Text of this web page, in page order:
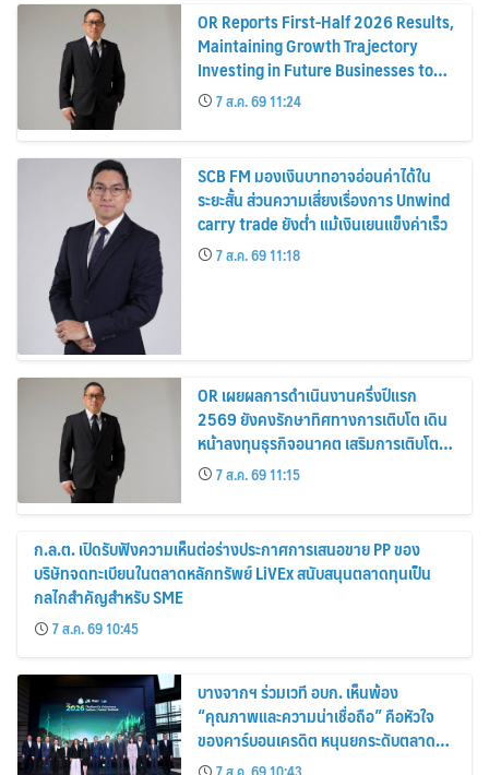
OR Reports First-Half 2026 Results,
Maintaining Growth Trajectory
Investing in Future Businesses to
Strengthen Long-Term Growth
7 ส.ค. 69 11:24
SCB FM มองเงินบาทอาจอ่อนค่าได้ใน
ระยะสั้น ส่วนความเสี่ยงเรื่องการ Unwind
carry trade ยังต่ำ แม้เงินเยนแข็งค่าเร็ว
7 ส.ค. 69 11:18
OR เผยผลการดำเนินงานครึ่งปีแรก
2569 ยังคงรักษาทิศทางการเติบโต เดิน
หน้าลงทุนธุรกิจอนาคต เสริมการเติบโต
ระยะยาว
7 ส.ค. 69 11:15
ก.ล.ต. เปิดรับฟังความเห็นต่อร่างประกาศการเสนอขาย PP ของ
บริษัทจดทะเบียนในตลาดหลักทรัพย์ LiVEx สนับสนุนตลาดทุนเป็น
กลไกสำคัญสำหรับ SME
7 ส.ค. 69 10:45
บางจากฯ ร่วมเวที อบก. เห็นพ้อง
“คุณภาพและความน่าเชื่อถือ” คือหัวใจ
ของคาร์บอนเครดิต หนุนยกระดับตลาด
คาร์บอนไทย เชื่อมโยงอาเซียน เปิดโอกาสสู่